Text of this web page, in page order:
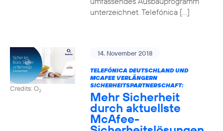
unterzeichnet. Telefónica […]
Credits: O2
14. November 2018
TELEFÓNICA DEUTSCHLAND UND
MCAFEE VERLÄNGERN
SICHERHEITSPARTNERSCHAFT:
Mehr Sicherheit
durch aktuellste
McAfee-